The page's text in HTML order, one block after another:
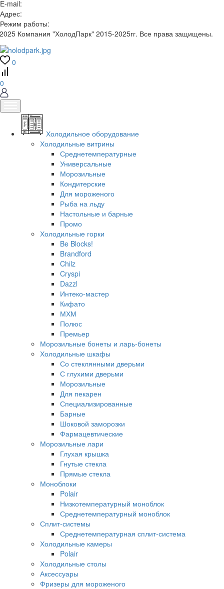
E-mail:
Адрес:
Режим работы:
Компания "ХолодПарк" 2015-2025гг. Все права защищены.
0
0
Холодильное оборудование
Холодильные витрины
Среднетемпературные
Универсальные
Морозильные
Кондитерские
Для мороженого
Рыба на льду
Настольные и барные
Промо
Холодильные горки
Be Blocks!
Brandford
Chilz
Cryspi
Dazzl
Интеко-мастер
Кифато
МХМ
Полюс
Премьер
Морозильные бонеты и ларь-бонеты
Холодильные шкафы
Со стеклянными дверьми
С глухими дверьми
Морозильные
Для пекарен
Специализированные
Барные
Шоковой заморозки
Фармацевтические
Морозильные лари
Глухая крышка
Гнутые стекла
Прямые стекла
Моноблоки
Polair
Низкотемпературный моноблок
Среднетемпературный моноблок
Сплит-системы
Среднетемпературная сплит-система
Холодильные камеры
Polair
Холодильные столы
Аксессуары
Фризеры для мороженого